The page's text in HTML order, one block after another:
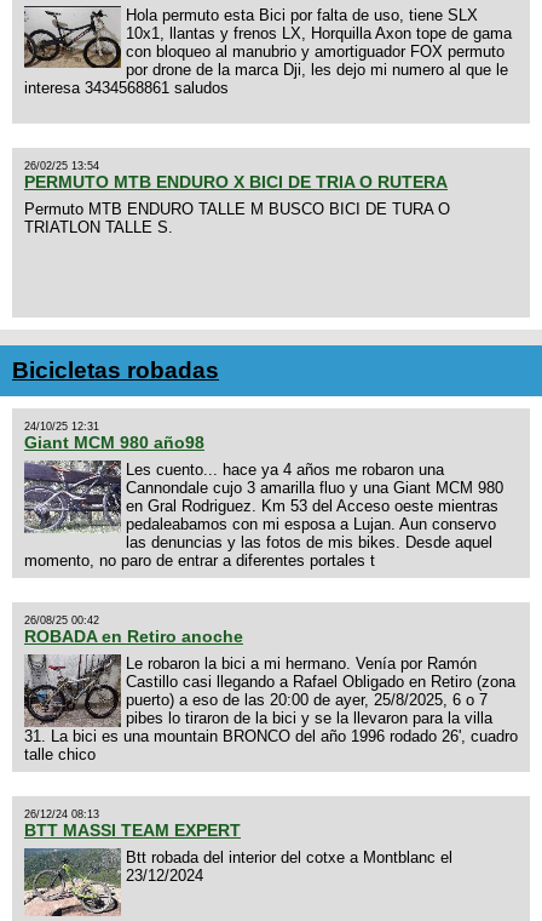
Hola permuto esta Bici por falta de uso, tiene SLX
10x1, llantas y frenos LX, Horquilla Axon tope de gama
con bloqueo al manubrio y amortiguador FOX permuto
por drone de la marca Dji, les dejo mi numero al que le
interesa 3434568861 saludos
26/02/25 13:54
PERMUTO MTB ENDURO X BICI DE TRIA O RUTERA
Permuto MTB ENDURO TALLE M BUSCO BICI DE TURA O
TRIATLON TALLE S.
Bicicletas robadas
24/10/25 12:31
Giant MCM 980 año98
Les cuento... hace ya 4 años me robaron una
Cannondale cujo 3 amarilla fluo y una Giant MCM 980
en Gral Rodriguez. Km 53 del Acceso oeste mientras
pedaleabamos con mi esposa a Lujan. Aun conservo
las denuncias y las fotos de mis bikes. Desde aquel
momento, no paro de entrar a diferentes portales t
26/08/25 00:42
ROBADA en Retiro anoche
Le robaron la bici a mi hermano. Venía por Ramón
Castillo casi llegando a Rafael Obligado en Retiro (zona
puerto) a eso de las 20:00 de ayer, 25/8/2025, 6 o 7
pibes lo tiraron de la bici y se la llevaron para la villa
31. La bici es una mountain BRONCO del año 1996 rodado 26', cuadro
talle chico
26/12/24 08:13
BTT MASSI TEAM EXPERT
Btt robada del interior del cotxe a Montblanc el
23/12/2024